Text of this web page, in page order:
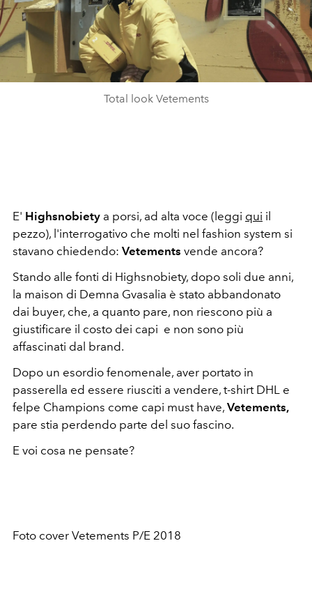
Total look Vetements
E' Highsnobiety a porsi, ad alta voce (leggi qui il
pezzo), l'interrogativo che molti nel fashion system si
stavano chiedendo: Vetements vende ancora?
Stando alle fonti di Highsnobiety, dopo soli due anni,
la maison di Demna Gvasalia è stato abbandonato
dai buyer, che, a quanto pare, non riescono più a
giustificare il costo dei capi e non sono più
affascinati dal brand.
Dopo un esordio fenomenale, aver portato in
passerella ed essere riusciti a vendere, t-shirt DHL e
felpe Champions come capi must have, Vetements,
pare stia perdendo parte del suo fascino.
E voi cosa ne pensate?
Foto cover Vetements P/E 2018